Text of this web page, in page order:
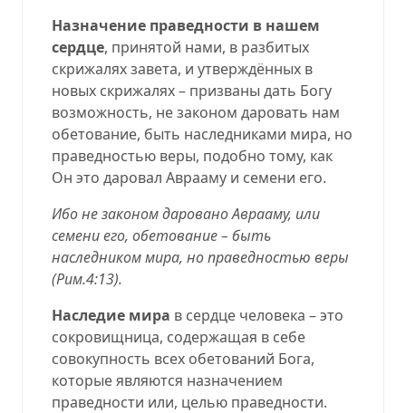
Назначение праведности в нашем
сердце, принятой нами, в разбитых
скрижалях завета, и утверждённых в
новых скрижалях – призваны дать Богу
возможность, не законом даровать нам
обетование, быть наследниками мира, но
праведностью веры, подобно тому, как
Он это даровал Аврааму и семени его.
Ибо не законом даровано Аврааму, или
семени его, обетование – быть
наследником мира, но праведностью веры
(Рим.4:13).
Наследие мира в сердце человека – это
сокровищница, содержащая в себе
совокупность всех обетований Бога,
которые являются назначением
праведности или, целью праведности.